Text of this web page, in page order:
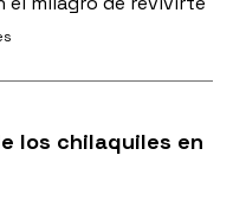
los chilaquiles en